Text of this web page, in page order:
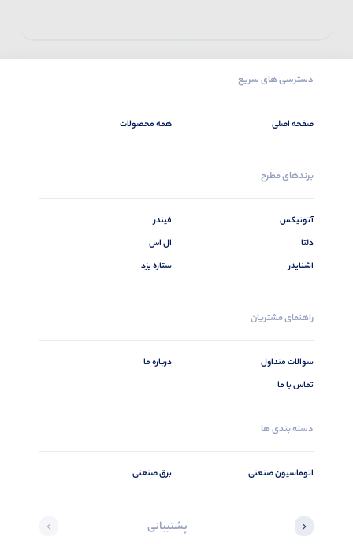
دسترسی های سریع
صفحه اصلی همه محصولات
برندهای مطرح
آتونیکس
دلتا
اشنایدر
فیندر
ال اس
ستاره یزد
راهنمای مشتریان
سوالات متداول
تماس با ما
درباره ما
دسته بندی ها
اتوماسیون صنعتی برق صنعتی
پشتیبانی